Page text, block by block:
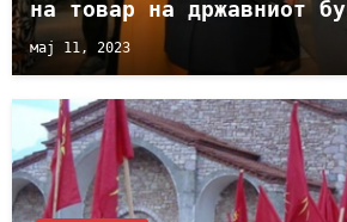
на товар на државниот
мај 11, 2023